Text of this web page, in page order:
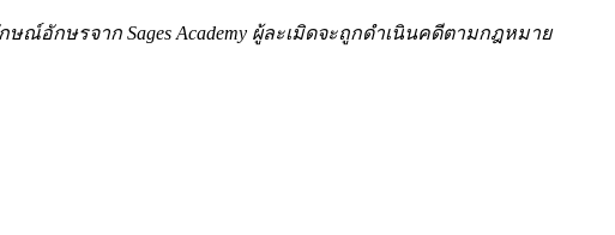
ณ์อักษรจาก Sages Academy ผู้ละเมิดจะถูกดำเนินคดีตามกฎหมาย